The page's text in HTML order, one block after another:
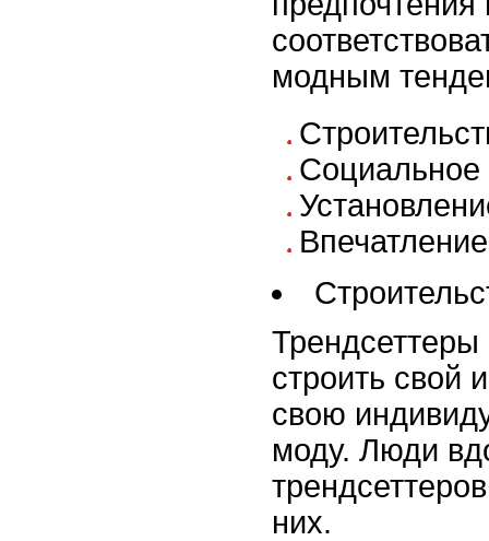
модным
Социальное
строить свой
свою
моду. Люди
них.